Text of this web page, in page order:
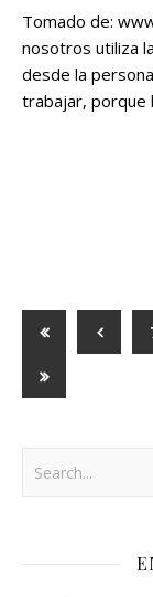
Tomado de:
nosotros utiliza
desde la
trabajar, porque